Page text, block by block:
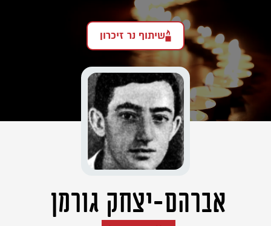
שיתוף נר זיכרון
אברהם-יצחק גורמן